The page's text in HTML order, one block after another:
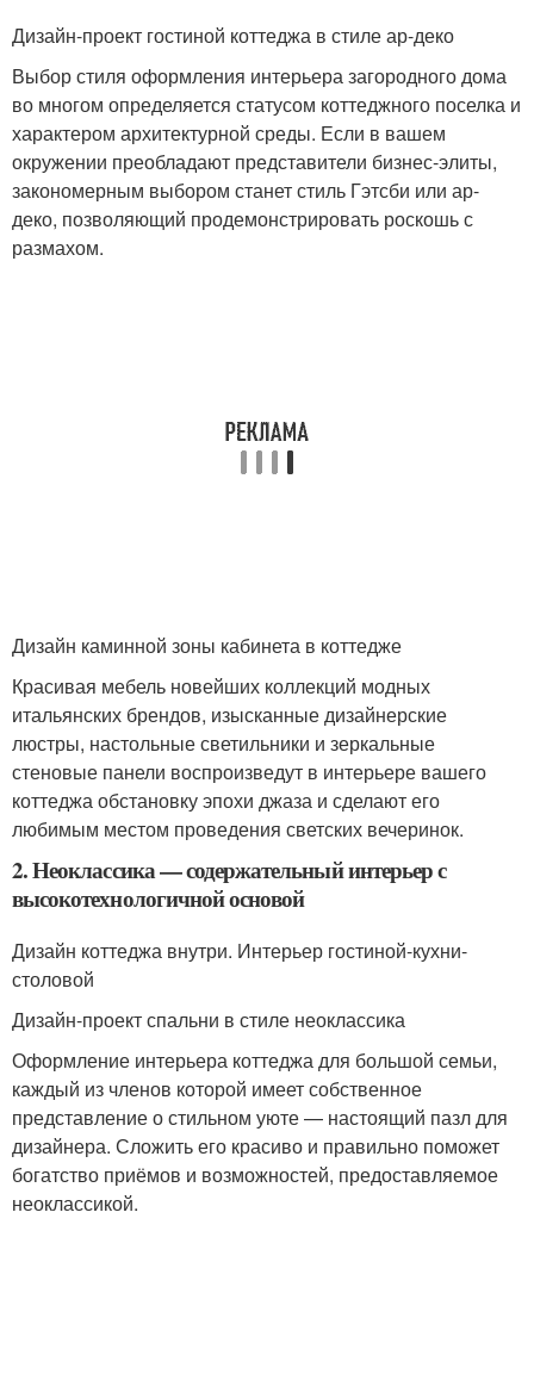
Дизайн-проект гостиной коттеджа в стиле ар-деко
Выбор стиля оформления интерьера загородного дома
во многом определяется статусом коттеджного поселка и
характером архитектурной среды. Если в вашем
окружении преобладают представители бизнес-элиты,
закономерным выбором станет стиль Гэтсби или ар-
деко, позволяющий продемонстрировать роскошь с
размахом.
Дизайн каминной зоны кабинета в коттедже
Красивая мебель новейших коллекций модных
итальянских брендов, изысканные дизайнерские
люстры, настольные светильники и зеркальные
стеновые панели воспроизведут в интерьере вашего
коттеджа обстановку эпохи джаза и сделают его
любимым местом проведения светских вечеринок.
2. Неоклассика — содержательный интерьер с
высокотехнологичной основой
Дизайн коттеджа внутри. Интерьер гостиной-кухни-
столовой
Дизайн-проект спальни в стиле неоклассика
Оформление интерьера коттеджа для большой семьи,
каждый из членов которой имеет собственное
представление о стильном уюте — настоящий пазл для
дизайнера. Сложить его красиво и правильно поможет
богатство приёмов и возможностей, предоставляемое
неоклассикой.